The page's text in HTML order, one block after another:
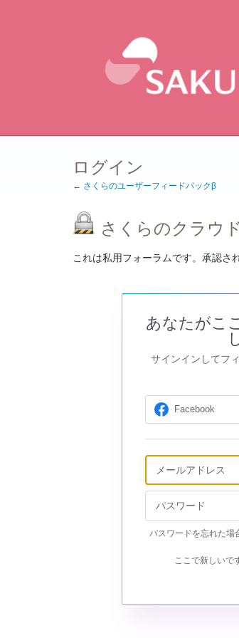
ログイン
← さくらのユーザーフィードバックβ
さくらのクラウド
これは私用フォーラムです。承認さ
あなたがこ
サインインしてフ
Facebook
パスワードを忘れた場
ここで新しいで